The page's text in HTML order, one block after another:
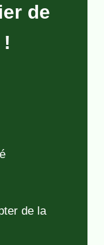
de
de la